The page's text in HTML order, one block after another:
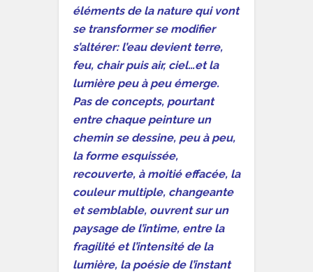
éléments de la nature qui vont
se transformer se modifier
s’altérer: l’eau devient terre,
feu, chair puis air, ciel…et la
lumière peu à peu émerge.
Pas de concepts, pourtant
entre chaque peinture un
chemin se dessine, peu à peu,
la forme esquissée,
recouverte, à moitié effacée, la
couleur multiple, changeante
et semblable, ouvrent sur un
paysage de l’intime, entre la
fragilité et l’intensité de la
lumière, la poésie de l’instant